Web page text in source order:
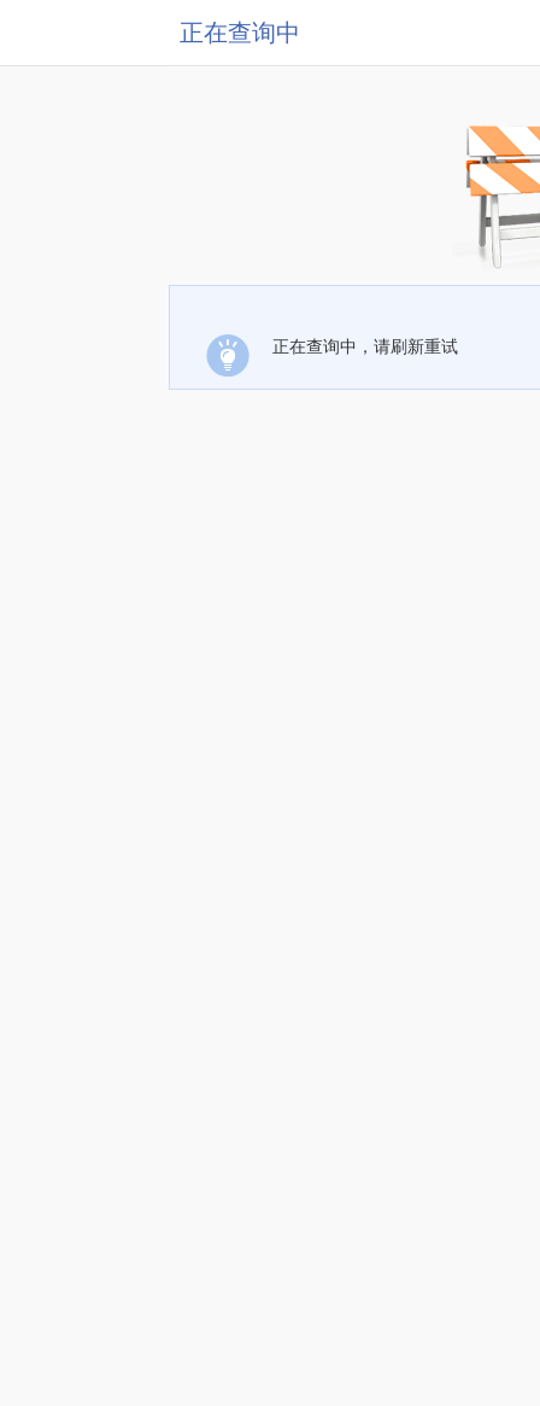
正在查询中
正在查询中，请刷新重试